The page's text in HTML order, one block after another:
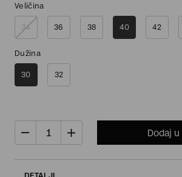
Veličina
34 36 38 40 42
Dužina
30 32
Dodaj